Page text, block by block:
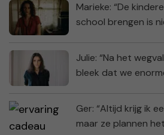
Marieke: “De
school brengen is
Julie: “Na het
bleek dat we
Ger: “Altijd krijg ik
maar ze plannen